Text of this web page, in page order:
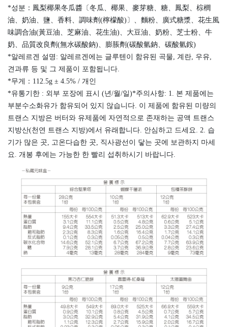
*성분：鳳梨椰果冬瓜醬〔冬瓜、椰果、麥芽糖、糖、鳳梨、棕櫚
油、奶油、鹽、香料、調味劑(檸檬酸)〕、麵粉、廣式糖漿、花生風
味調合油(黃豆油、芝麻油、花生油)、大豆油、奶粉、芝士粉、牛
奶、品質改良劑(無水碳酸鈉)、膨脹劑(碳酸氫鈉、碳酸氫銨)
*알레르겐 설명: 알레르겐에는 글루텐이 함유된 곡물, 계란, 우유,
견과류 등 및 그 제품이 포함됩니다.
*무게：112.5g ± 4.5% / 개인
*유통기한 : 외부 포장에 표시 (년/월/일)*주의사항: 1. 본 제품에는
부분수소화유가 함유되어 있지 않습니다. 이 제품에 함유된 미량의
트랜스 지방은 버터와 유제품에 자연적으로 존재하는 공액 트랜스
지방산(천연 트랜스 지방)에서 유래합니다. 안심하고 드세요. 2. 습
기가 많은 곳, 고온다습한 곳, 직사광선이 닿는 곳에 보관하지 마세
요. 개봉 후에는 가능한 한 빨리 섭취하시기 바랍니다.